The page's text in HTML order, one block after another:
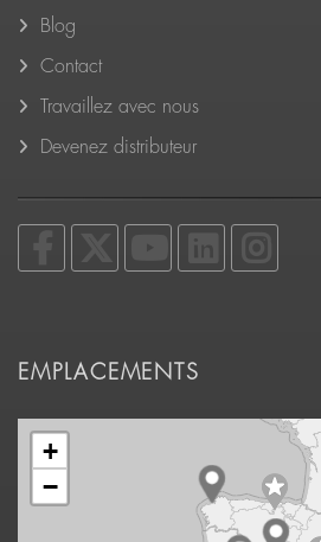
Blog
Contact
Travaillez avec nous
Devenez distributeur
EMPLACEMENTS
+
−